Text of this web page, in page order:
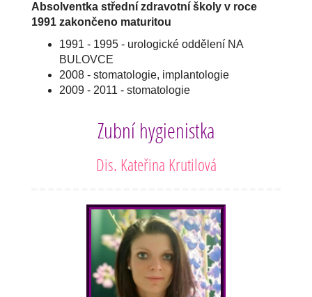
Absolventka střední zdravotní školy v roce
1991 zakončeno maturitou
1991 - 1995 - urologické oddělení NA
BULOVCE
2008 - stomatologie, implantologie
2009 - 2011 - stomatologie
Zubní hygienistka
Dis. Kateřina Krutilová